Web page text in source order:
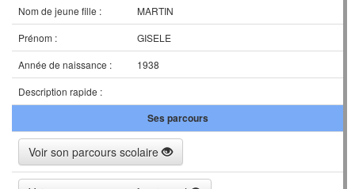
Nom de jeune fille :
MARTIN
Prénom :
GISELE
Année de naissance :
1938
Description rapide :
Ses parcours
Voir son parcours scolaire